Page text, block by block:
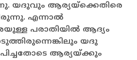
യദുവും ആര്യയ്‌ക്കെതിരെ
എന്നാല്‍
പരാതിയില്‍ ആദ്യം
യദു
ആര്യയ്ക്കും